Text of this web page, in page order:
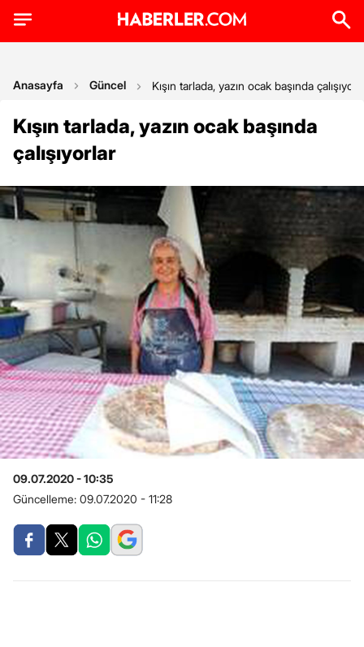
Anasayfa Güncel Kışın tarlada, yazın ocak başında
Kışın tarlada, yazın ocak başında
çalışıyorlar
09.07.2020 - 10:35
Güncelleme: 09.07.2020 - 11:28